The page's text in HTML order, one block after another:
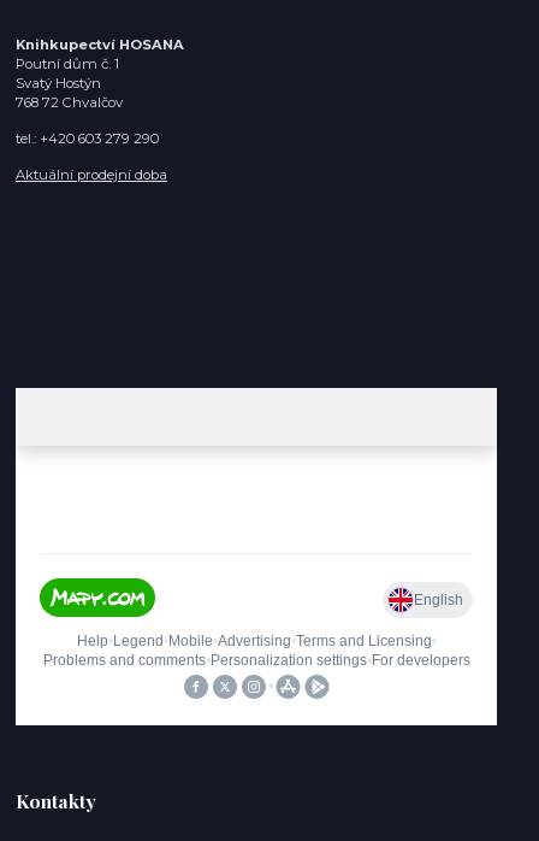
Knihkupectví HOSANA
Poutní dům č. 1
Svatý Hostýn
768 72 Chvalčov
tel.: +420 603 279 290
Aktuální prodejní doba
Kontakty